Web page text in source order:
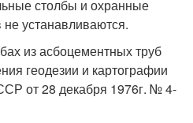
столбы и охранные
устанавливаются.
из асбоцементных труб
геодезии и картографии
от 28 декабря 1976г. № 4-